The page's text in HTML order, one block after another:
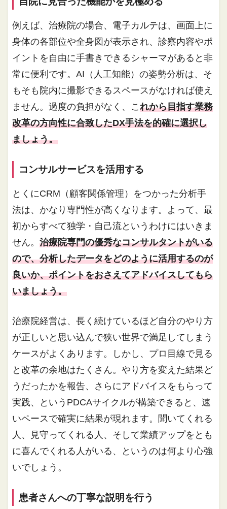
例えば、治療院の場合、電子カルテは、画面上に
身体の各部位や全身図が表示され、診察内容やポ
イントを自由に手書きできるシャーマがあると非
常に便利です。AI（人工知能）の姿勢分析は、そ
もそも院内に撮影できるスペースがなければ使え
ません。過度の負担がなく、これから目指す業務
改革の方向性に合致したDX手法を的確に選択し
ましょう。
コンサルサービスを活用する
とくにCRM（顧客関係管理）をつかった分析手
法は、かなり専門性が高くなります。よって、最
初からすべて独学・自己流というわけにはいきま
せん。治療院専門の優秀なコンサルタントがいる
ので、分析したデータをどのように活用するのが
良いか、ポイントをおさえてアドバイスしてもら
いましょう。
治療院経営は、長く続けているほど自分のやり方
が正しいと思い込んで狭い世界で満足してしまう
ケースがよくあります。しかし、プロ目線で見る
と改革の余地はたくさん。やり方を変えた結果ど
うだったかを報告、さらにアドバイスをもらって
実践、というPDCAサイクルが構築できると、速
いペースで確実に結果が現れます。聞いてくれる
人、見守ってくれる人、そして業績アップをとも
に喜んでくれる人がいる、というのは何より心強
いでしょう。
患者さんへの丁寧な説明を行う